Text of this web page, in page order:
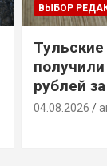
ВЫБОР
рублей
04.08.2026